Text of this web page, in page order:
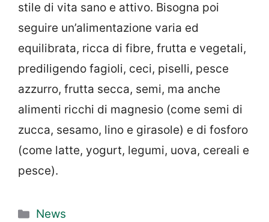
stile di vita sano e attivo. Bisogna poi
seguire un’alimentazione varia ed
equilibrata, ricca di fibre, frutta e vegetali,
prediligendo fagioli, ceci, piselli, pesce
azzurro, frutta secca, semi, ma anche
alimenti ricchi di magnesio (come semi di
zucca, sesamo, lino e girasole) e di fosforo
(come latte, yogurt, legumi, uova, cereali e
pesce).
Categorie
News